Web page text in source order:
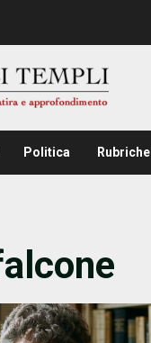
Politica Rubriche